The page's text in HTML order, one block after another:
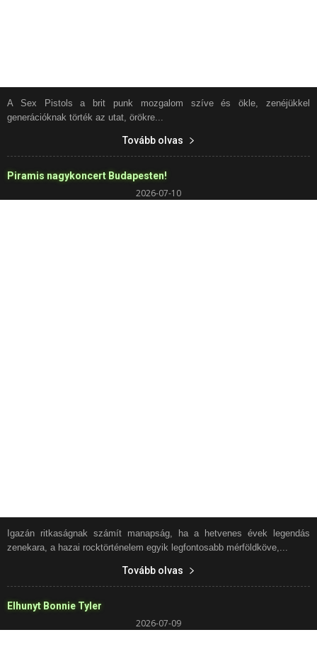
A Sex Pistols a brit punk mozgalom szíve és ökle, zenéjükkel
generációknak törték az utat, örökre...
Tovább olvas
Piramis nagykoncert Budapesten!
2026-07-10
Igazán ritkaságnak számít manapság, ha a hetvenes évek legendás
zenekara, a hazai rocktörténelem egyik legfontosabb mérföldköve,...
Tovább olvas
Elhunyt Bonnie Tyler
2026-07-09